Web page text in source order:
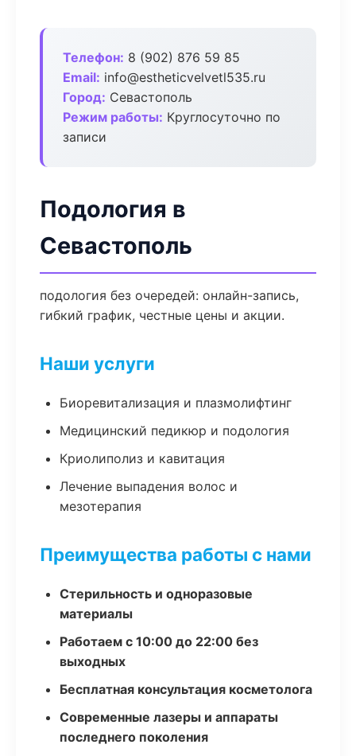
Телефон: 8 (902) 876 59 85
Email: info@estheticvelvetl535.ru
Город: Севастополь
Режим работы: Круглосуточно по
записи
Подология в
Севастополь
подология без очередей: онлайн-запись,
гибкий график, честные цены и акции.
Наши услуги
Биоревитализация и плазмолифтинг
Медицинский педикюр и подология
Криолиполиз и кавитация
Лечение выпадения волос и
мезотерапия
Преимущества работы с нами
Стерильность и одноразовые
материалы
Работаем с 10:00 до 22:00 без
выходных
Бесплатная консультация косметолога
Современные лазеры и аппараты
последнего поколения